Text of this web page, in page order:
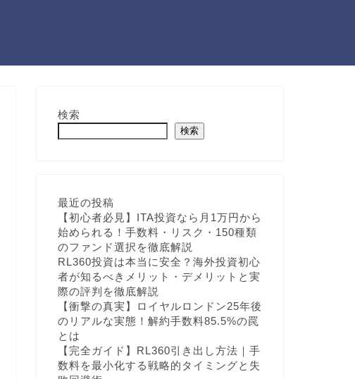
検索
検索
最近の投稿
【初心者必見】ITA投資なら月1万円から
始められる！手数料・リスク・150種類
のファンド選択を徹底解説
RL360投資は本当に安全？海外投資初心
者が知るべきメリット・デメリットと実
際の評判を徹底解説
【衝撃の真実】ロイヤルロンドン25年後
のリアルな実態！解約手数料85.5%の罠
とは
【完全ガイド】RL360引き出し方法｜手
数料を最小化する戦略的タイミングと失